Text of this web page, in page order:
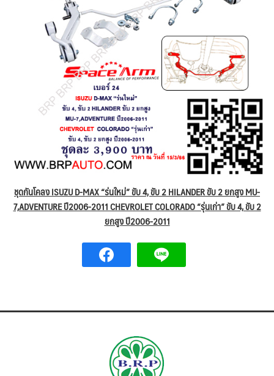
ชุดกันโคลง ISUZU D-MAX “ร่นใหม่” ขับ 4, ขับ 2 HILANDER ขับ 2 ยกสูง MU-
7,ADVENTURE ปี2006-2011 CHEVROLET COLORADO “รุ่นเก่า” ขับ 4, ขับ 2
ยกสูง ปี2006-2011